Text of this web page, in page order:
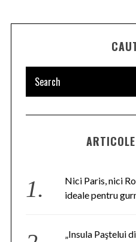
Nici Paris, nici
ideale pentru
„Insula Paştelui